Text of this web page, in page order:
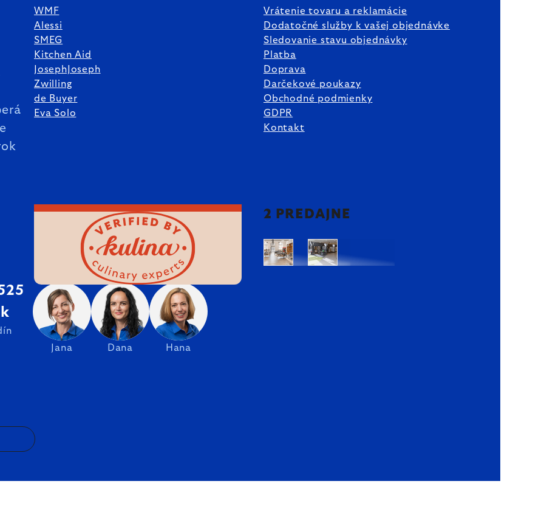
WMF
Alessi
SMEG
Kitchen Aid
JosephJoseph
Zwilling
de Buyer
Eva Solo
Vrátenie tovaru a reklamácie
Dodatočné služby k vašej objednávke
Sledovanie stavu objednávky
Platba
Doprava
Darčekové poukazy
Obchodné podmienky
GDPR
Kontakt
Jana Dana Hana
2 PREDAJNE